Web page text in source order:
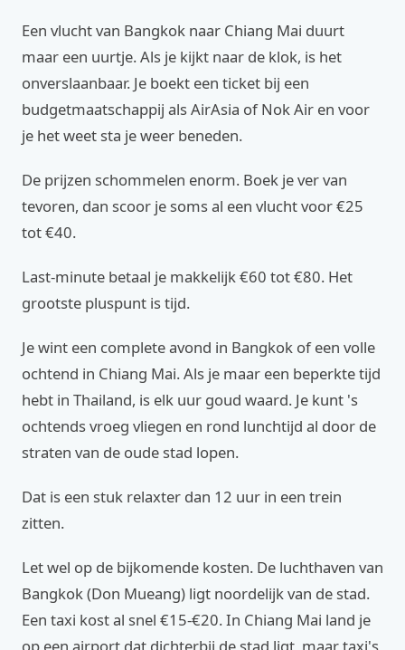
Een vlucht van Bangkok naar Chiang Mai duurt
maar een uurtje. Als je kijkt naar de klok, is het
onverslaanbaar. Je boekt een ticket bij een
budgetmaatschappij als AirAsia of Nok Air en voor
je het weet sta je weer beneden.
De prijzen schommelen enorm. Boek je ver van
tevoren, dan scoor je soms al een vlucht voor €25
tot €40.
Last-minute betaal je makkelijk €60 tot €80. Het
grootste pluspunt is tijd.
Je wint een complete avond in Bangkok of een volle
ochtend in Chiang Mai. Als je maar een beperkte tijd
hebt in Thailand, is elk uur goud waard. Je kunt 's
ochtends vroeg vliegen en rond lunchtijd al door de
straten van de oude stad lopen.
Dat is een stuk relaxter dan 12 uur in een trein
zitten.
Let wel op de bijkomende kosten. De luchthaven van
Bangkok (Don Mueang) ligt noordelijk van de stad.
Een taxi kost al snel €15-€20. In Chiang Mai land je